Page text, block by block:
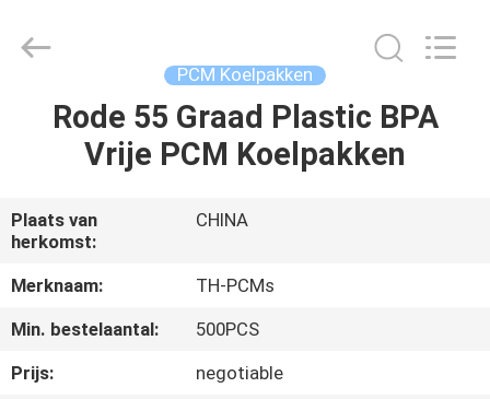
HUIS
ONGEVEER
ONS
FABRIEKSREIS
energy
Technology
PCM Koelpakken
Rode 55 Graad Plastic BPA
Vrije PCM Koelpakken
Plaats van
herkomst:
CHINA
Merknaam:
TH-PCMs
Min. bestelaantal:
500PCS
Prijs:
negotiable